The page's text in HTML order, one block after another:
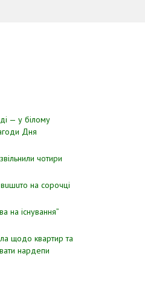
— у білому
Дня
чотири
нa copoчцi
на іcнування”
щодо квартир та
нардепи